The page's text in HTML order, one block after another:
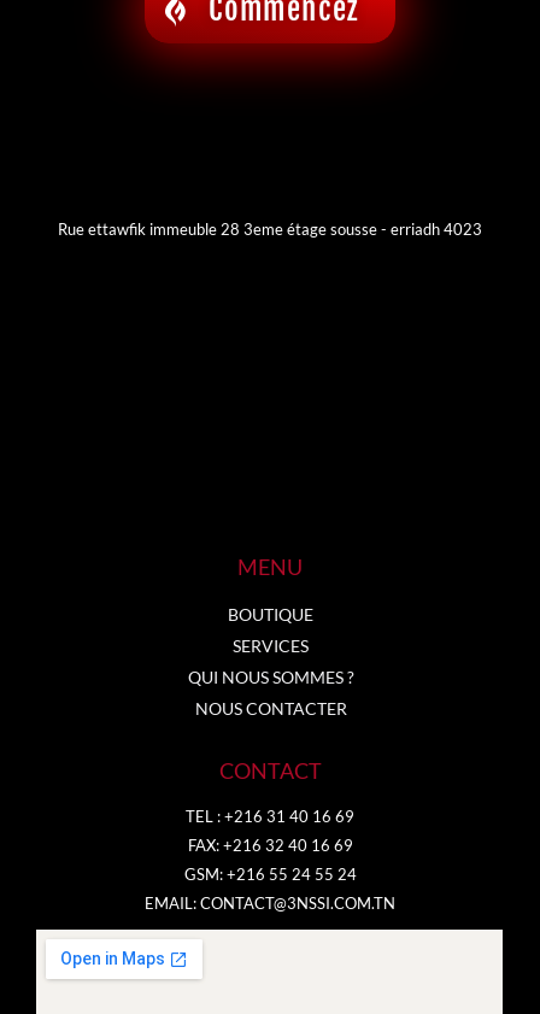
Commencez
Rue ettawfik immeuble 28 3eme étage sousse - erriadh 4023
MENU
BOUTIQUE
SERVICES
QUI NOUS SOMMES ?
NOUS CONTACTER
CONTACT
TEL : +216 31 40 16 69
FAX: +216 32 40 16 69
GSM: +216 55 24 55 24
EMAIL:CONTACT@3NSSI.COM.TN